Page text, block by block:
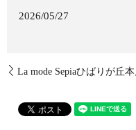
2026/05/27
La mode Sepiaひばりが丘